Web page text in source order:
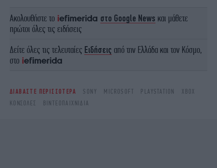
Ακολουθήστε το στο Google News και μάθετε
πρώτοι όλες τις ειδήσεις
Δείτε όλες τις τελευταίες Ειδήσεις από την Ελλάδα και τον Κόσμο,
στο
ΔΙΑΒΑΣΤΕ ΠΕΡΙΣΣΟΤΕΡΑ SONY MICROSOFT PLAYSTATION
XBOX
ΚΟΝΣΌΛΕΣ
ΒΙΝΤΕΟΠΑΙΧΝΊΔΙΑ